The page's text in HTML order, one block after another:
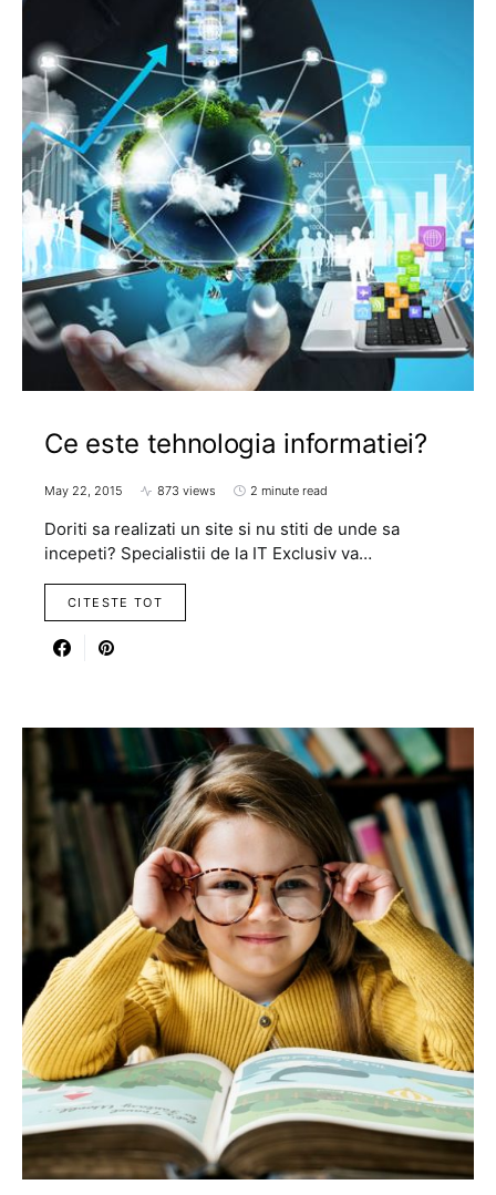
Ce este tehnologia informatiei?
May 22, 2015 873 views 2 minute read
Doriti sa realizati un site si nu stiti de unde sa
incepeti? Specialistii de la IT Exclusiv va…
CITESTE TOT